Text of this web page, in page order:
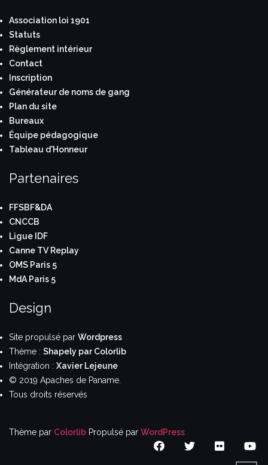
Association loi 1901
Statuts
Règlement intérieur
Contact
Inscription
Générateur de noms de gang
Plan du site
Bureaux
Équipe pédagogique
Tableau d'Honneur
Partenaires
FFSBF&DA
CNCCB
Ligue IDF
Canne TV Replay
OMS Paris 5
MdA Paris 5
Design
Site propulsé par Wordpress
Thème : Shapely par Colorlib
Intégration : Xavier Lejeune
© 2019 Apaches de Paname.
Tous droits réservés
Thème par Colorlib Propulsé par WordPress